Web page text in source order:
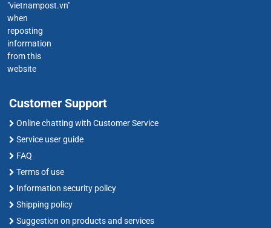
"vietnampost.vn"
when
reposting
information
from this
website
Customer Support
Online chatting with Customer Service
Service user guide
FAQ
Terms of use
Information security policy
Shipping policy
Suggestion on products and services